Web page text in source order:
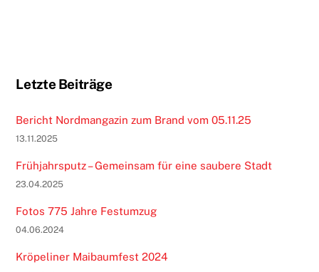
Letzte Beiträge
Bericht Nordmangazin zum Brand vom 05.11.25
13.11.2025
Frühjahrsputz – Gemeinsam für eine saubere Stadt
23.04.2025
Fotos 775 Jahre Festumzug
04.06.2024
Kröpeliner Maibaumfest 2024